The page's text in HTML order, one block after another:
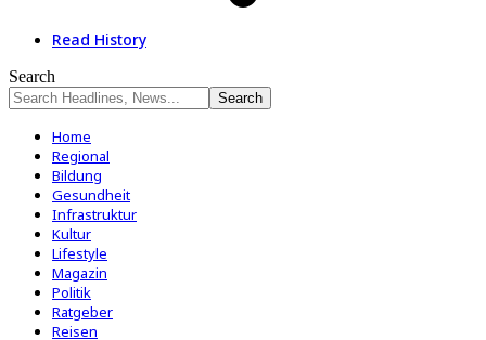
Read History
Search
Home
Regional
Bildung
Gesundheit
Infrastruktur
Kultur
Lifestyle
Magazin
Politik
Ratgeber
Reisen